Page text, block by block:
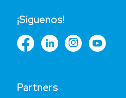
Partners
¡Síguenos!